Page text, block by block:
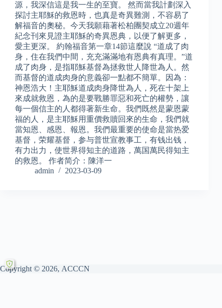
源，我深信這是我一生的至寶。 然而當我計劃深入
探討主耶穌的救恩時，也真是奇異難測，不容易了
解福音的奧秘。今天我願藉著松柏團契成立20週年
紀念刊來見證主耶穌的奇異恩典，以便了解更多，
愛主更深。 約翰福音第一章14節這麼說 “道成了肉
身，住在我們中間，充充滿滿地有恩典有真理。”道
成了肉身，是指耶穌基督為拯救世人降世為人。然
而基督的道成肉身的意義卻一點都不簡單。因為：
神恩浩大！主耶穌道成肉身降世為人，死在十架上
來成就救恩，為的是要戰勝罪惡和死亡的權勢，讓
每一個信主的人都得著新生命。我們既然是蒙恩蒙
福的人，是主耶穌用重價救贖回來的生命，我們就
當知恩、感恩、報恩。我們最重要的使命是當热爱
基督，荣耀基督，参与普世宣教事工，有钱出钱，
有力出力，使世界得知主的道路，萬国萬民得知主
的救恩。 作者简介：陳洋一
admin
2023-03-09
Copyright © 2026, ACCCN